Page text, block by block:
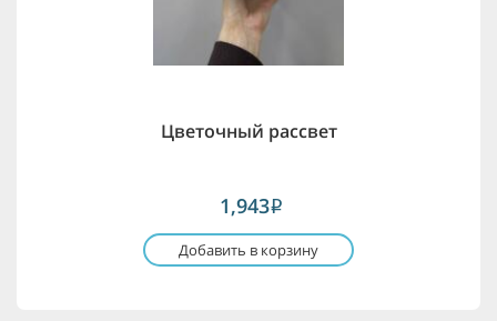
Цветочный рассвет
1,943i
Добавить в корзину